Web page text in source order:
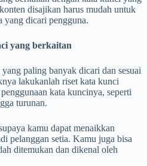
disajikan harus mudah untuk
yang dicari pengguna.
yang berkaitan
yang paling banyak dicari dan sesuai
lakukanlah riset kata kunci
kata kuncinya, seperti
turunan.
kamu dapat menaikkan
pelanggan setia. Kamu juga bisa
ditemukan dan dikenal oleh